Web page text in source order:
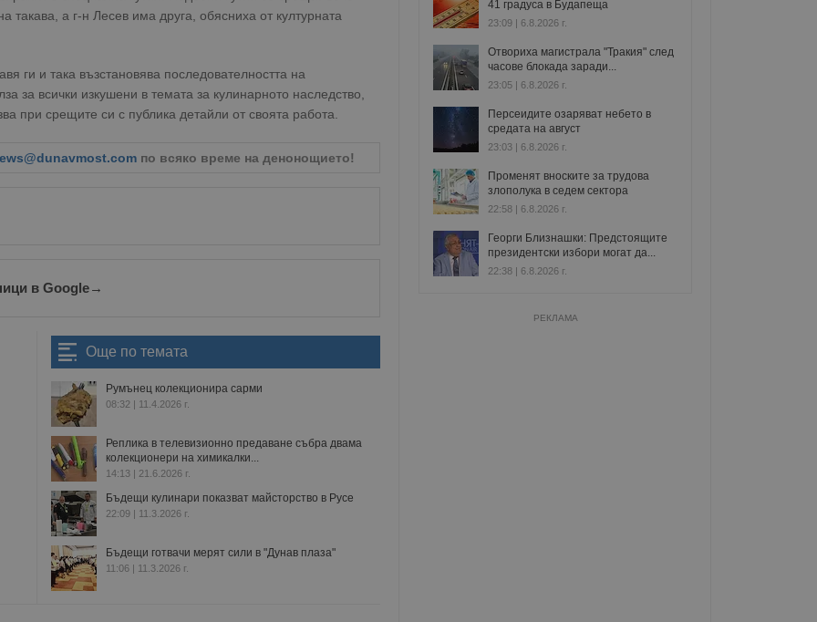
такава, а г-н Лесев има друга, обясниха от културната
ги и така възстановява последователността на
за всички изкушени в темата за кулинарното наследство,
при срещите си с публика детайли от своята работа.
по всяко време на денонощието!
в Google→
Още по темата
Румънец колекционира сарми
08:32 | 11.4.2026 г.
Реплика в телевизионно предаване събра двама
колекционери на химикалки...
14:13 | 21.6.2026 г.
Бъдещи кулинари показват майсторство в Русе
22:09 | 11.3.2026 г.
Бъдещи готвачи мерят сили в "Дунав плаза"
11:06 | 11.3.2026 г.
41 градуса в Будапеща
23:09 | 6.8.2026 г.
Отвориха магистрала "Тракия" след
часове блокада заради...
23:05 | 6.8.2026 г.
Персеидите озаряват небето в
средата на август
23:03 | 6.8.2026 г.
Променят вноските за трудова
злополука в седем сектора
22:58 | 6.8.2026 г.
Георги Близнашки: Предстоящите
президентски избори могат да...
22:38 | 6.8.2026 г.
РЕКЛАМА